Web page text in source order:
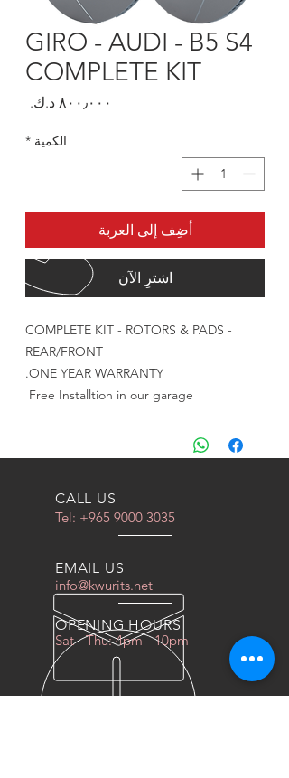
GIRO - AUDI - B5 S4
COMPLETE KIT
الكمية *
أضِف إلى العربة
اشترِ الآن
COMPLETE KIT - ROTORS & PADS -
REAR/FRONT
ONE YEAR WARRANTY.
Free Installtion in our garage
CALL US
Tel: +965 9000 3035
EMAIL US
info@kwurits.net
OPENING HOURS
Sat - Thu: 4pm - 10pm